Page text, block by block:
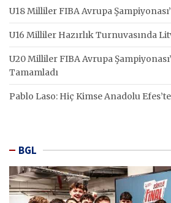
U18 Milliler FIBA Avrupa
U16 Milliler Hazırlık Turnuvasında
U20 Milliler FIBA Avrupa
Tamamladı
Pablo Laso: Hiç Kimse Anadolu
BGL